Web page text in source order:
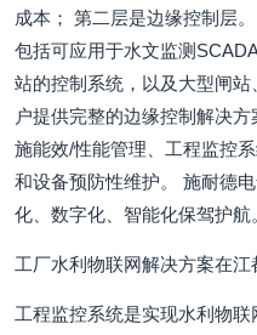
成本； 第二层是边缘控制层
包括可应用于水文监测
站的控制系统，以及大型闸
户提供完整的边缘控制解决
施能效/性能管理、工程监控
和设备预防性维护。 施耐德
化、数字化、智能化保驾护航
工厂水利物联网解决方案在
工程监控系统是实现水利物